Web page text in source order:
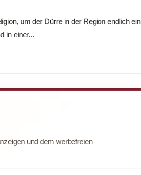
um der Dürre in der Region endlich ein
in einer...
und dem werbefreien